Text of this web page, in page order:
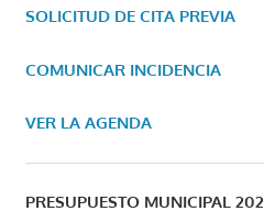
SOLICITUD DE CITA PREVIA
COMUNICAR INCIDENCIA
VER LA AGENDA
PRESUPUESTO MUNICIPAL